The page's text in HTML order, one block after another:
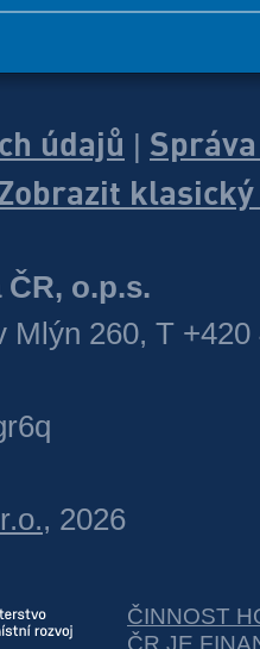
údajů
o.p.s.
Mlýn 260, T +420
, 2026
ČINNOST
ČR JE